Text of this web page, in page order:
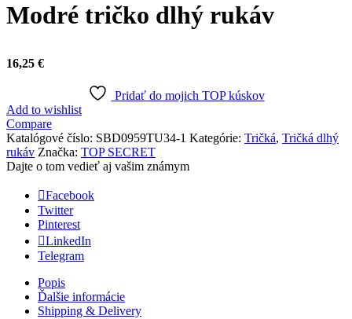
Modré tričko dlhý rukáv
16,25 €
Pridať do mojich TOP kúskov
Add to wishlist
Compare
Katalógové číslo: SBD0959TU34-1 Kategórie: Tričká, Tričká dlhý
rukáv Značka: TOP SECRET
Dajte o tom vedieť aj vašim známym
Facebook
Twitter
Pinterest
LinkedIn
Telegram
Popis
Ďalšie informácie
Shipping & Delivery